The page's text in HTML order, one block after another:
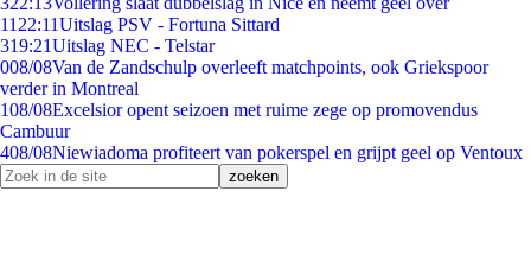
11 22:11Uitslag PSV - Fortuna Sittard
319:21Uitslag NEC - Telstar
008/08Van de Zandschulp overleeft matchpoints, ook Griekspoor
verder in Montreal
108/08Excelsior opent seizoen met ruime zege op promovendus
Cambuur
408/08Niewiadoma profiteert van pokerspel en grijpt geel op Ventoux